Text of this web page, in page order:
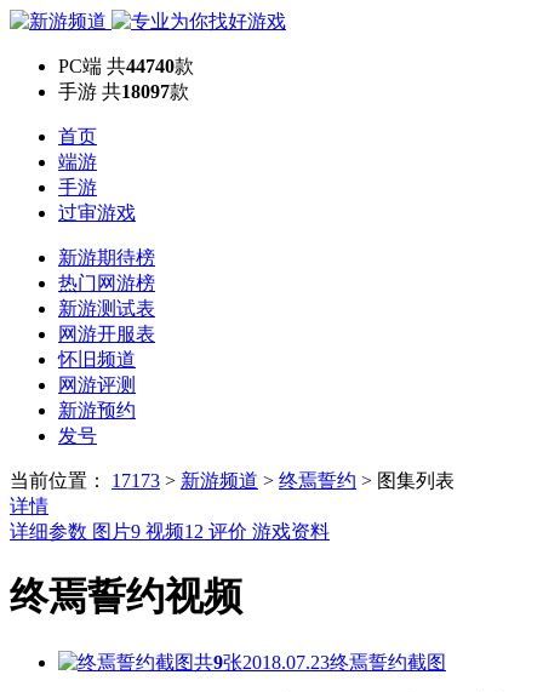
PC端 共44740款
手游 共18097款
首页
端游
手游
过审游戏
新游期待榜
热门网游榜
新游测试表
网游开服表
怀旧频道
网游评测
新游预约
发号
当前位置： 17173 > 新游频道 > 终焉誓约 > 图集列表
详情
详细参数 图片9 视频12 评价 游戏资料
终焉誓约视频
共9张2018.07.23终焉誓约截图